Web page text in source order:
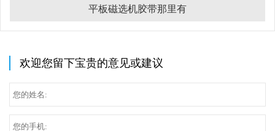
平板磁选机胶带那里有
欢迎您留下宝贵的意见或建议